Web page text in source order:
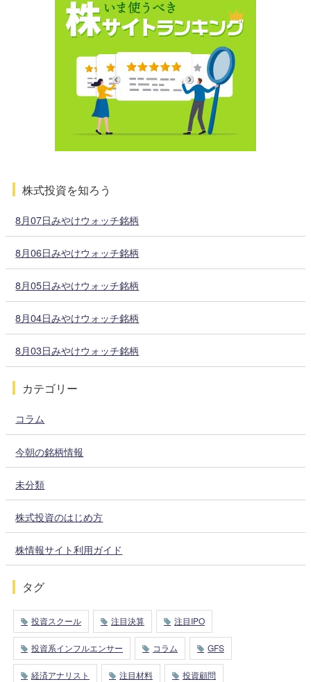
株式投資を知ろう
8月07日みやけウォッチ銘柄
8月06日みやけウォッチ銘柄
8月05日みやけウォッチ銘柄
8月04日みやけウォッチ銘柄
8月03日みやけウォッチ銘柄
カテゴリー
コラム
今朝の銘柄情報
未分類
株式投資のはじめ方
株情報サイト利用ガイド
タグ
投資スクール 注目決算 注目IPO
投資系インフルエンサー コラム GFS
経済アナリスト 注目材料 投資顧問